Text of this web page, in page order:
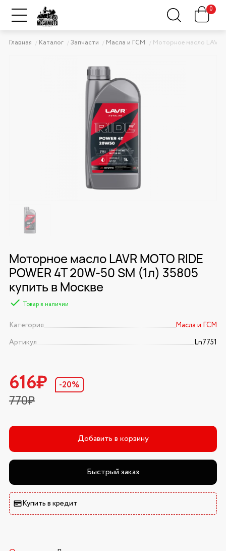
0
Главная Каталог Запчасти Масла и ГСМ Моторное масло LAVR
Моторное масло LAVR MOTO RIDE
POWER 4T 20W-50 SM (1л) 35805
купить в Москве
Товар в наличии
Категория
Масла и ГСМ
Артикул
Ln7751
616₽
770₽
-20%
Добавить в корзину
Быстрый заказ
Купить в кредит